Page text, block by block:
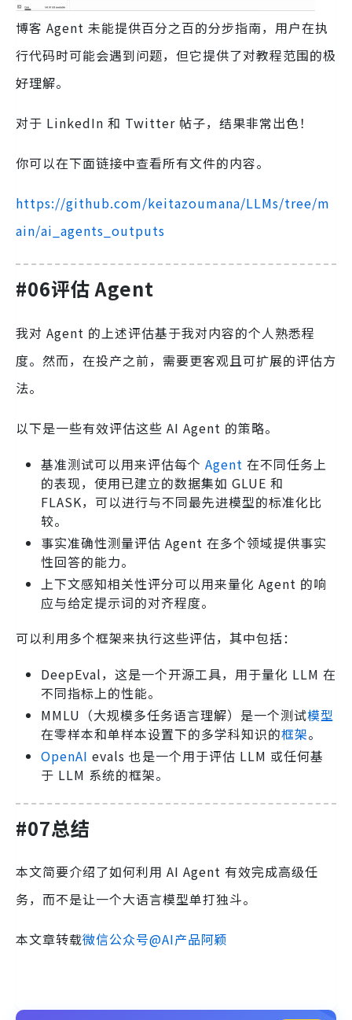
博客 Agent 未能提供百分之百的分步指南，用户在执
行代码时可能会遇到问题，但它提供了对教程范围的极
好理解。
对于 LinkedIn 和 Twitter 帖子，结果非常出色！
你可以在下面链接中查看所有文件的内容。
https://github.com/keitazoumana/LLMs/tree/m
ain/ai_agents_outputs
#06评估 Agent
我对 Agent 的上述评估基于我对内容的个人熟悉程
度。然而，在投产之前，需要更客观且可扩展的评估方
法。
以下是一些有效评估这些 AI Agent 的策略。
基准测试可以用来评估每个 Agent 在不同任务上
的表现，使用已建立的数据集如 GLUE 和
FLASK，可以进行与不同最先进模型的标准化比
较。
事实准确性测量评估 Agent 在多个领域提供事实
性回答的能力。
上下文感知相关性评分可以用来量化 Agent 的响
应与给定提示词的对齐程度。
可以利用多个框架来执行这些评估，其中包括：
DeepEval，这是一个开源工具，用于量化 LLM 在
不同指标上的性能。
MMLU（大规模多任务语言理解）是一个测试模型
在零样本和单样本设置下的多学科知识的框架。
OpenAI evals 也是一个用于评估 LLM 或任何基
于 LLM 系统的框架。
#07总结
本文简要介绍了如何利用 AI Agent 有效完成高级任
务，而不是让一个大语言模型单打独斗。
本文章转载微信公众号@AI产品阿颖